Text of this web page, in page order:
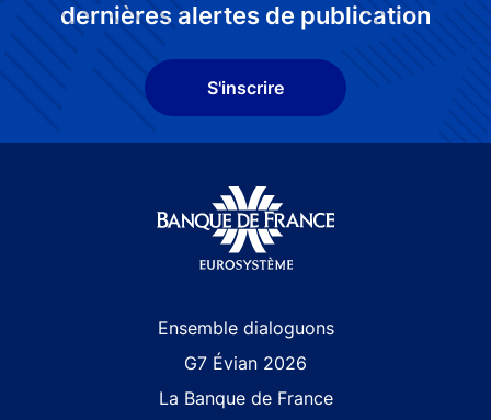
dernières alertes de publication
S'inscrire
Ensemble dialoguons
G7 Évian 2026
La Banque de France